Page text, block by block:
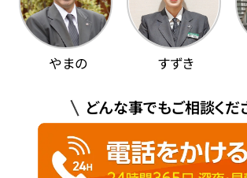
やまの すずき
どんな事でもご相談くだ